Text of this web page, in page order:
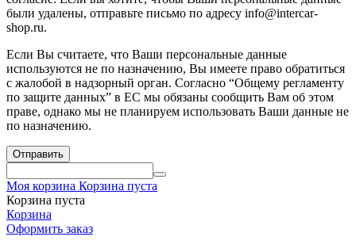
были удалены, отправьте письмо по адресу info@intercar-
shop.ru.
Если Вы считаете, что Ваши персональные данные
используются не по назначению, Вы имеете право обратиться
с жалобой в надзорный орган. Согласно “Общему регламенту
по защите данных” в ЕС мы обязаны сообщить Вам об этом
праве, однако мы не планируем использовать Ваши данные не
по назначению.
Отправить
Моя корзина Корзина пуста
Корзина пуста
Корзина
Оформить заказ